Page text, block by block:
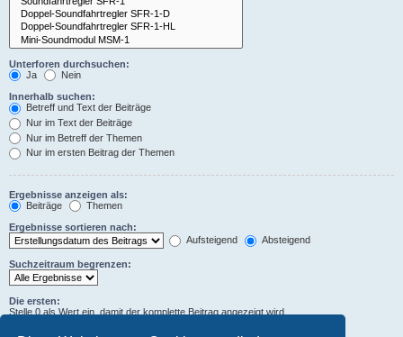
Unterforen durchsuchen:
Ja
Nein
Innerhalb suchen:
Betreff und Text der Beiträge
Nur im Text der Beiträge
Nur im Betreff der Themen
Nur im ersten Beitrag der Themen
Ergebnisse anzeigen als:
Beiträge
Themen
Ergebnisse sortieren nach:
Aufsteigend
Absteigend
Suchzeitraum begrenzen:
Die ersten:
Stelle 0 als Wert ein, damit der komplette Beitrag angezeigt wird.